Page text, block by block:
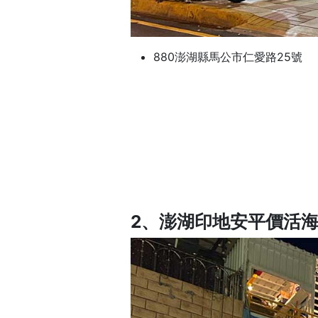
880澎湖縣馬公市仁愛路25號
2、澎湖印地安平價活